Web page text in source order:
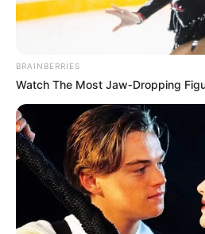
BRAINBERRIES
Watch The Most Jaw‑Dropping